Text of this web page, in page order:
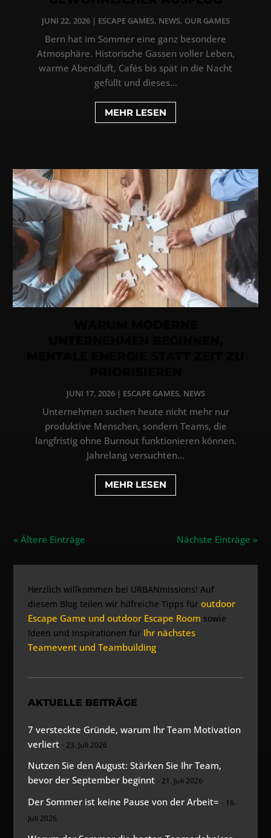
JUNI 22, 2026| ESCAPE GAMES, NEWS, OUR GAMES
Bern hat im Sommer eine ganz besondere
Atmosphäre. Historische Gassen voller Leben,
warme Abendluft, Cafés bis spät in die Nacht
gefüllt und dieses...
MEHR LESEN
JUNI 17, 2026| ESCAPE GAMES, NEWS
Unternehmen suchen heute nicht mehr nur
produktive Menschen, sondern Teams, die
langfristig ohne Burnout funktionieren können.
Jahrelang versuchten...
MEHR LESEN
« Ältere Einträge Nächste Einträge »
Herzlich willkommen bei URBANmissions! Auf
diesem Blog teilen wir hilfreiche Tipps füroutdoor
Escape Game und outdoor Escape Room sowie
Ideen und Inspirationen für Ihr nächstes
Teamevent und Teambuilding.
AKTUELLE BEITRÄGE
7 versteckte Gründe, warum Ihr Team Motivation
verliert
23. Juli 2026
Nutzen Sie den August: Stärken Sie Ihr Team,
bevor der September beginnt
21. Juli 2026
Der Sommer ist keine Pause von der Arbeit=
16.
Juli 2026